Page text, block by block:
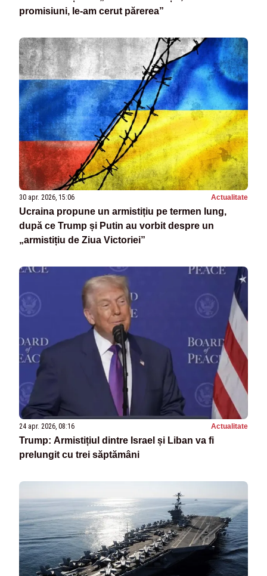
promisiuni, le-am cerut părerea”
30 apr. 2026, 15:06 Actualitate
Ucraina propune un armistițiu pe termen lung,
după ce Trump și Putin au vorbit despre un
„armistițiu de Ziua Victoriei”
24 apr. 2026, 08:16 Actualitate
Trump: Armistițiul dintre Israel și Liban va fi
prelungit cu trei săptămâni